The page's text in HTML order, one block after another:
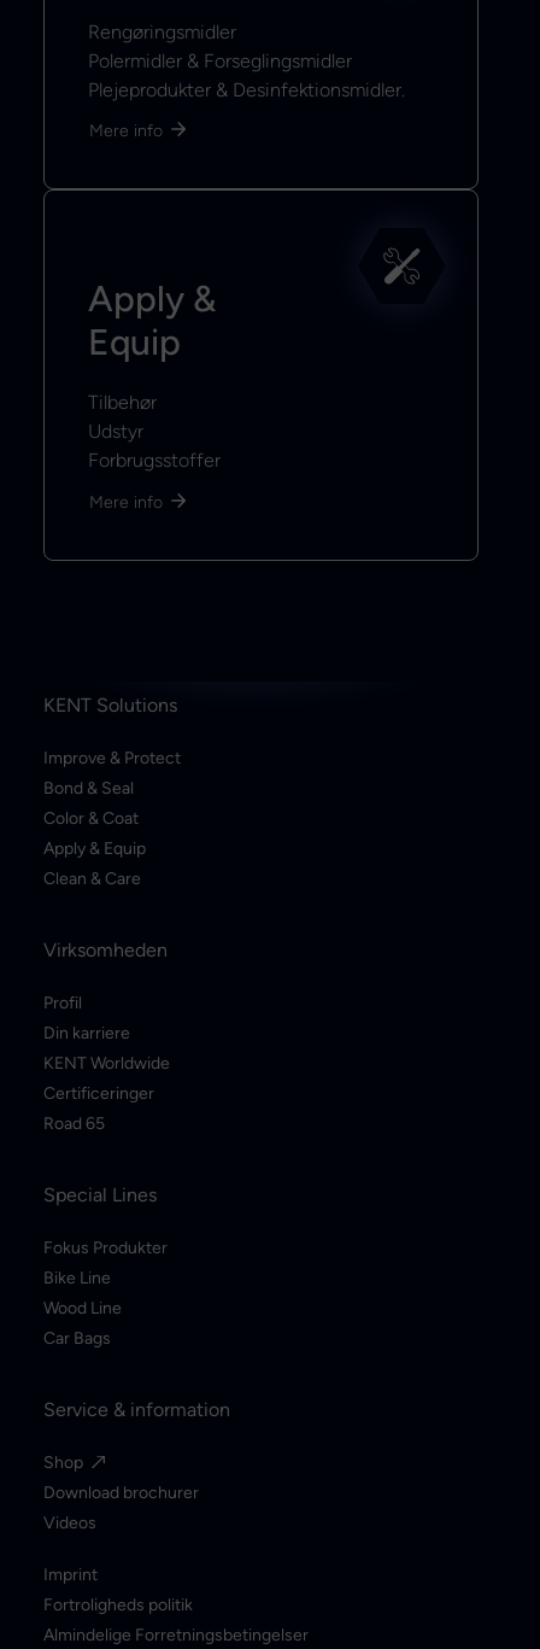
Rengøringsmidler
Polermidler & Forseglingsmidler
Plejeprodukter & Desinfektionsmidler.
Mere info
Apply &
Equip
Tilbehør
Udstyr
Forbrugsstoffer
Mere info
KENT Solutions
Improve & Protect
Bond & Seal
Color & Coat
Apply & Equip
Clean & Care
Virksomheden
Profil
Din karriere
KENT Worldwide
Certificeringer
Road 65
Special Lines
Fokus Produkter
Bike Line
Wood Line
Car Bags
Service & information
Shop
Download brochurer
Videos
Imprint
Fortroligheds politik
Almindelige Forretningsbetingelser